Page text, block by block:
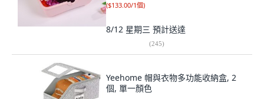
($133.00/1個)
8/12 星期三 預計送達
(245)
Yeehome 帽與衣物多功能收納盒, 2
個, 單一顏色